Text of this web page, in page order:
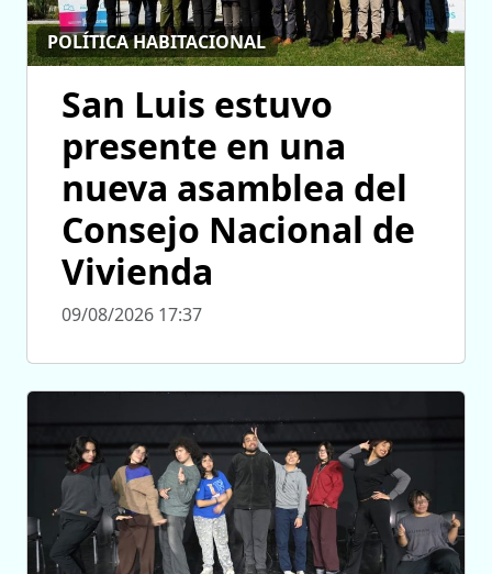
POLÍTICA HABITACIONAL
San Luis estuvo
presente en una
nueva asamblea del
Consejo Nacional de
Vivienda
09/08/2026 17:37